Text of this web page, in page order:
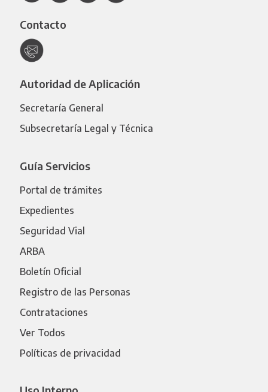
Contacto
Autoridad de Aplicación
Secretaría General
Subsecretaría Legal y Técnica
Guía Servicios
Portal de trámites
Expedientes
Seguridad Vial
ARBA
Boletín Oficial
Registro de las Personas
Contrataciones
Ver Todos
Políticas de privacidad